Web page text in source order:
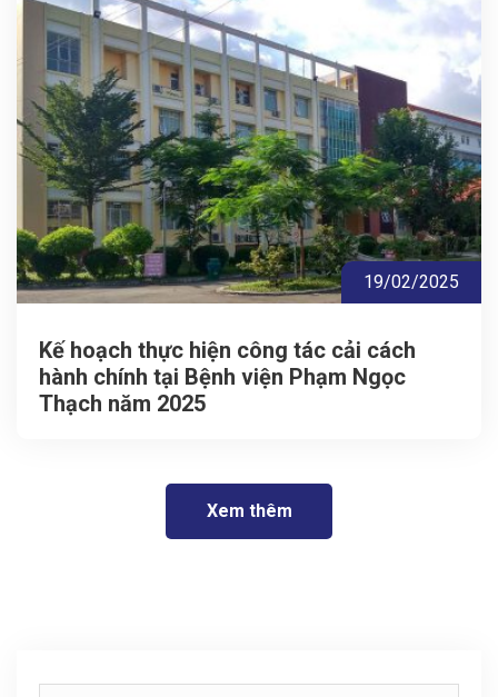
19/02/2025
Kế hoạch thực hiện công tác cải cách
hành chính tại Bệnh viện Phạm Ngọc
Thạch năm 2025
Xem thêm